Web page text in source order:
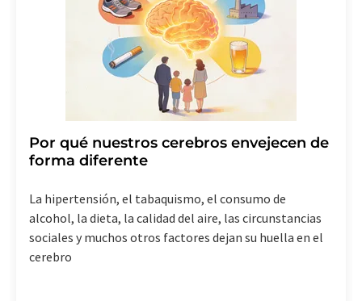
Por qué nuestros cerebros envejecen de
forma diferente
La hipertensión, el tabaquismo, el consumo de
alcohol, la dieta, la calidad del aire, las circunstancias
sociales y muchos otros factores dejan su huella en el
cerebro